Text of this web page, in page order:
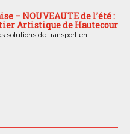
– NOUVEAUTE de l’été :
Artistique de Hautecour
solutions de transport en